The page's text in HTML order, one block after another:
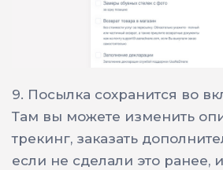
9. Посылка сохранится во
Там вы можете изменить
трекинг, заказать
если не сделали это ранее,